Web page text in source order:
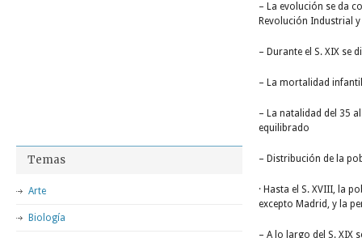
– La evolución se da
Revolución Industrial
– Durante el S. XIX se
– La mortalidad
– La natalidad del 35
equilibrado
– Distribución de la
· Hasta el S. XVIII, la
excepto Madrid, y la
– A lo largo del S. XIX
Temas
Arte
Biología